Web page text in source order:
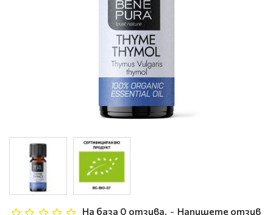
На база 0 отзива. - Напишете отзив